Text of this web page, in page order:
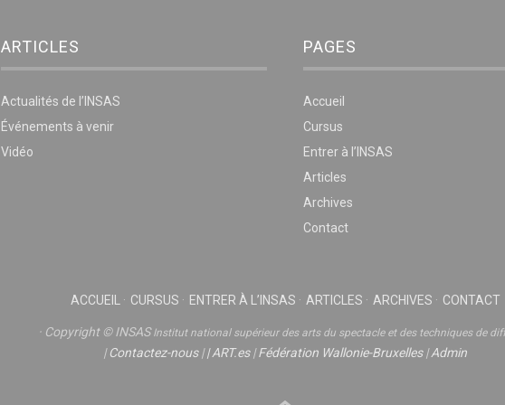
ARTICLES
Actualités de l’INSAS
Événements à venir
Vidéo
PAGES
Accueil
Cursus
Entrer à l’INSAS
Articles
Archives
Contact
ACCUEIL CURSUS ENTRER À L’INSAS ARTICLES ARCHIVES CONTACT
Copyright © INSASInstitut national supérieur des arts du spectacle et des techniques de
|Contactez-nous||ART.es|Fédération Wallonie-Bruxelles|Admin